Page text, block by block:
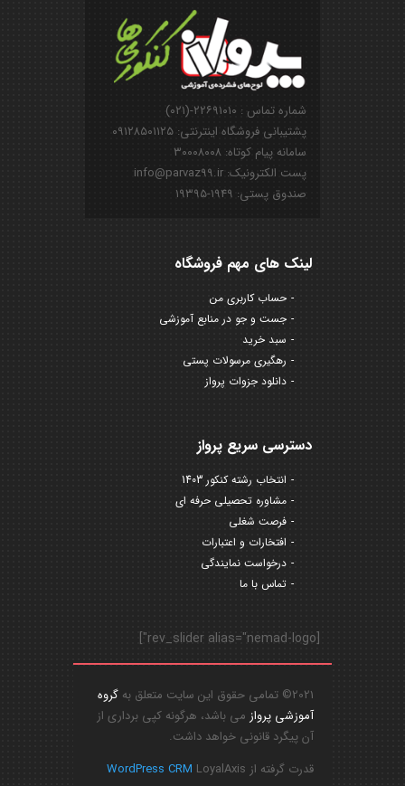
شماره تماس : ۲۲۶۹۱۰۱۰-(۰۲۱)
پشتیبانی فروشگاه اینترنتی: ۰۹۱۲۸۵۰۱۱۲۵
سامانه پیام کوتاه: ۳۰۰۰۸۰۰۸
پست الکترونیک: info@parvaz99.ir
صندوق پستی: ۱۹۴۹-۱۹۳۹۵
لینک های مهم فروشگاه
حساب کاربری من
جست و جو در منابع آموزشی
سبد خرید
رهگیری مرسولات پستی
دانلود جزوات پرواز
دسترسی سریع پرواز
انتخاب رشته کنکور 1403
مشاوره تحصیلی حرفه ای
فرصت شغلی
افتخارات و اعتبارات
درخواست نمایندگی
تماس با ما
[rev_slider alias="nemad-logo"]
2021© تمامی حقوق این سایت متعلق به
گروه
آموزشی پرواز می باشد، هرگونه کپی برداری از
آن پیگرد قانونی خواهد داشت.
قدرت گرفته از
WordPress CRM LoyalAxis